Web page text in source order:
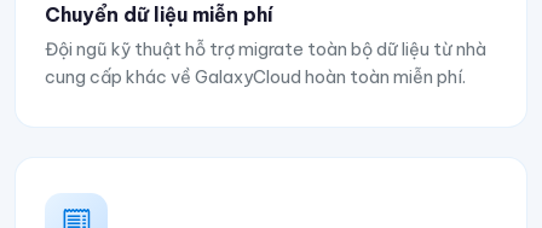
Chuyển dữ liệu miễn phí
Đội ngũ kỹ thuật hỗ trợ migrate toàn bộ dữ liệu từ nhà
cung cấp khác về GalaxyCloud hoàn toàn miễn phí.